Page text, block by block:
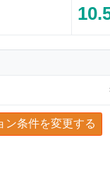
ン条件を変更する